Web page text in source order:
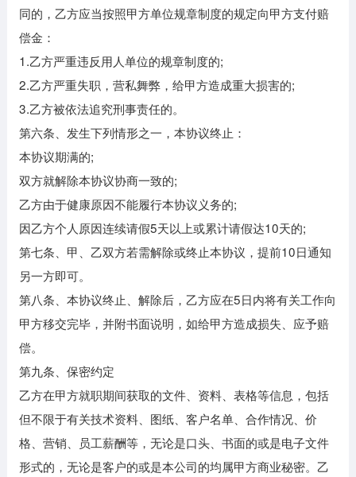
同的，乙方应当按照甲方单位规章制度的规定向甲方支付赔
偿金：
1.乙方严重违反用人单位的规章制度的;
2.乙方严重失职，营私舞弊，给甲方造成重大损害的;
3.乙方被依法追究刑事责任的。
第六条、发生下列情形之一，本协议终止：
本协议期满的;
双方就解除本协议协商一致的;
乙方由于健康原因不能履行本协议义务的;
因乙方个人原因连续请假5天以上或累计请假达10天的;
第七条、甲、乙双方若需解除或终止本协议，提前10日通知
另一方即可。
第八条、本协议终止、解除后，乙方应在5日内将有关工作向
甲方移交完毕，并附书面说明，如给甲方造成损失、应予赔
偿。
第九条、保密约定
乙方在甲方就职期间获取的文件、资料、表格等信息，包括
但不限于有关技术资料、图纸、客户名单、合作情况、价
格、营销、员工薪酬等，无论是口头、书面的或是电子文件
形式的，无论是客户的或是本公司的均属甲方商业秘密。乙